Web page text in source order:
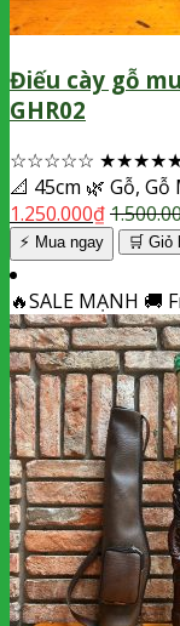
Điếu cày gỗ
GHR02
☆☆☆☆☆
📐 45cm 🌿 Gỗ, Gỗ
1.250.000₫
⚡ Mua ngay 🛒 Giỏ
🔥SALE MẠNH 🚚